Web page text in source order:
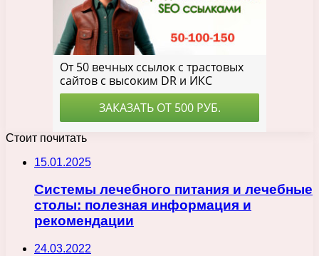
Стоит почитать
15.01.2025
Системы лечебного питания и лечебные
столы: полезная информация и
рекомендации
24.03.2022